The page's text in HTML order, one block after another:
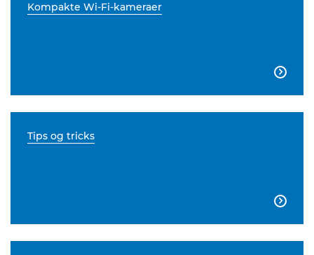
Kompakte Wi-Fi-kameraer

Tips og tricks
